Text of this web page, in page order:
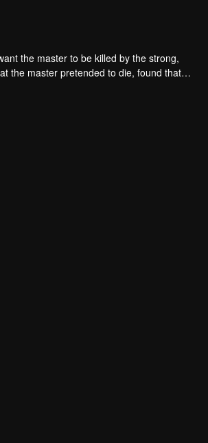
the master to be killed by the strong,
the master pretended to die, found that
the sky, set foot on the road to find